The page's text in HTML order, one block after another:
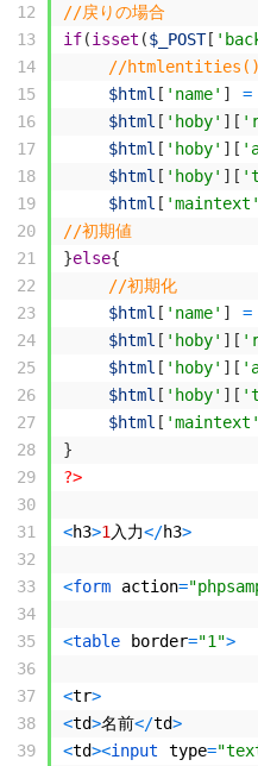
12
13
14
15
16
17
18
19
20
21
22
23
24
25
26
27
28
29
30
31
32
33
34
35
36
37
38
39
//戻りの場合
if(isset ($_POST[
//htmlentities()で
$html [ 'name' ] =
$html [ 'hoby' ] [
$html [ 'hoby' ] [
$html [ 'hoby' ] [
$html [ 'maintext'
//初期値
}else{
//初期化
$html [ 'name' ] =
$html [ 'hoby' ] [
$html [ 'hoby' ] [
$html [ 'hoby' ] [
$html [ 'maintext'
}
?>
<h3>1 入力</h3>
<form action=
<table border="1">
<tr>
<td>名前</td>
<td><input type=